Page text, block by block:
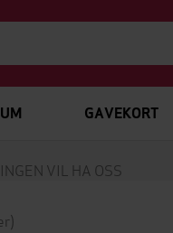
GAVEKORT
INGEN VIL HA OSS